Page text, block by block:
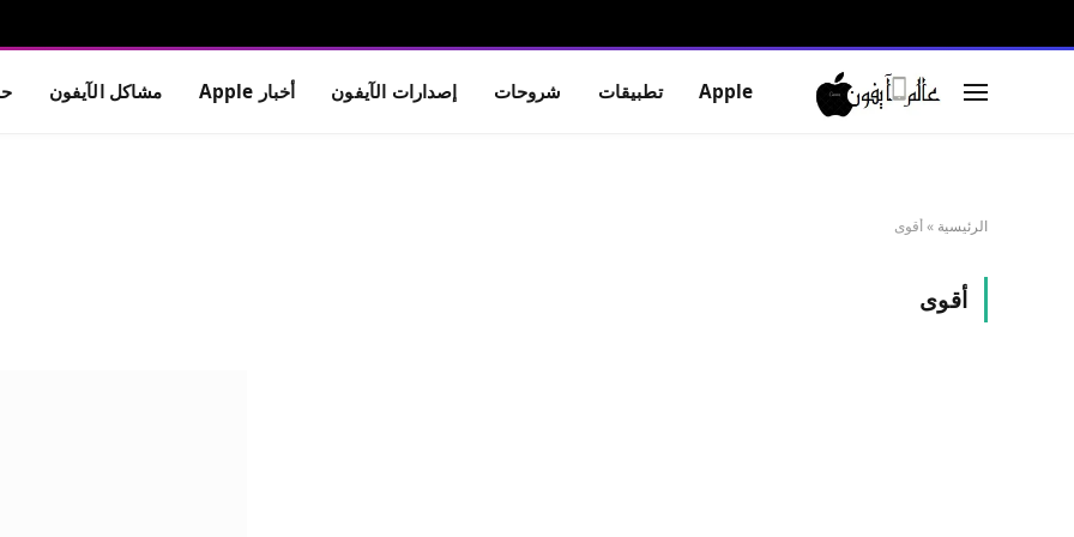
Apple تطبيقات شروحات إصدارات الآيفون أخبار Apple مشاكل الآيفون
الرئيسية »أقوى
أقوى